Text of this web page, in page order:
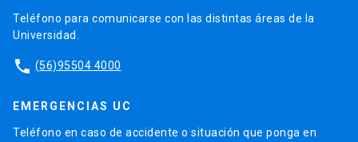
Teléfono para comunicarse con las distintas áreas de la
Universidad.
phone (56)95504 4000
EMERGENCIAS UC
Teléfono en caso de accidente o situación que ponga en